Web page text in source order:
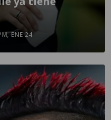
ENE 24